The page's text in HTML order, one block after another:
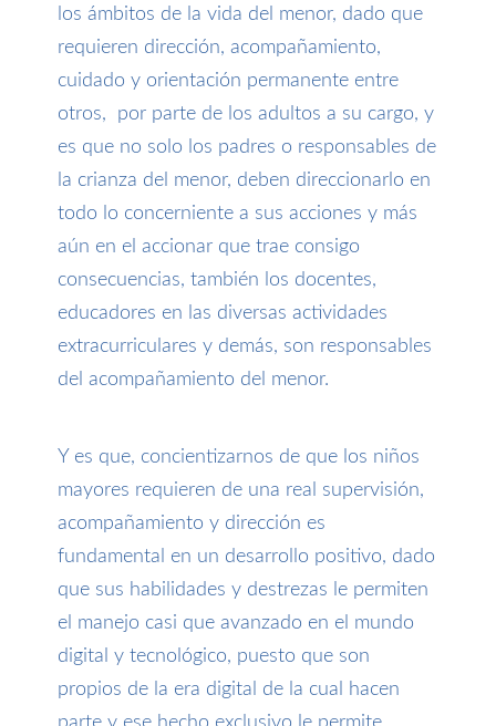
los ámbitos de la vida del menor, dado que
requieren dirección, acompañamiento,
cuidado y orientación permanente entre
otros, por parte de los adultos a su cargo, y
es que no solo los padres o responsables de
la crianza del menor, deben direccionarlo en
todo lo concerniente a sus acciones y más
aún en el accionar que trae consigo
consecuencias, también los docentes,
educadores en las diversas actividades
extracurriculares y demás, son responsables
del acompañamiento del menor.
Y es que, concientizarnos de que los niños
mayores requieren de una real supervisión,
acompañamiento y dirección es
fundamental en un desarrollo positivo, dado
que sus habilidades y destrezas le permiten
el manejo casi que avanzado en el mundo
digital y tecnológico, puesto que son
propios de la era digital de la cual hacen